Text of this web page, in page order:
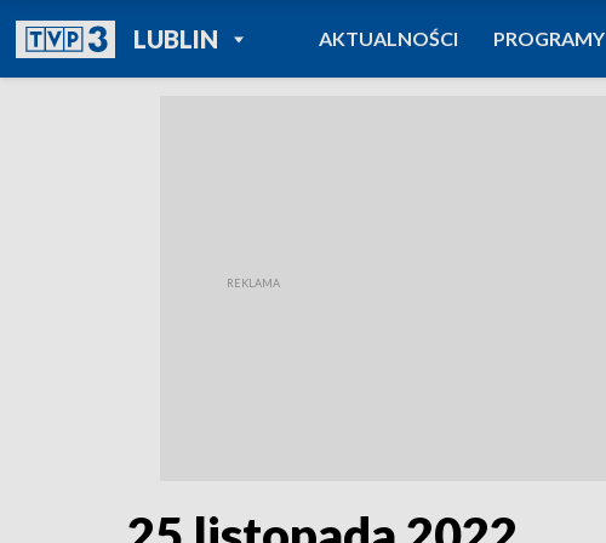
LUBLINPOWRÓT DO
TVP REGIONY
AKTUALNOŚCI PROGRAMY